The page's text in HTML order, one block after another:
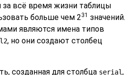
за всё время жизни таблицы
больше чем 231 значений.
являются имена типов
, но они создают столбец
созданная для столбца serial,